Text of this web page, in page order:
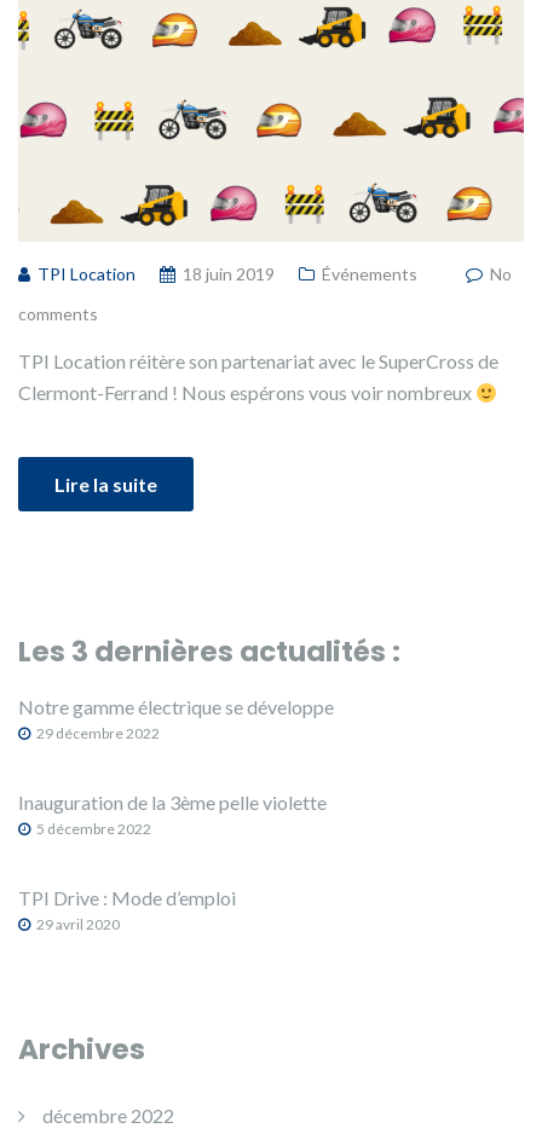
TPI Location 18 juin 2019 Événements
No
comments
TPI Location réitère son partenariat avec le SuperCross de
Clermont-Ferrand ! Nous espérons vous voir nombreux
Lire la suite
Les 3 dernières actualités :
Notre gamme électrique se développe
29 décembre 2022
Inauguration de la 3ème pelle violette
5 décembre 2022
TPI Drive : Mode d’emploi
29 avril 2020
Archives
décembre 2022